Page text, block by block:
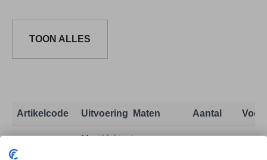
TOON ALLES
Artikelcode Uitvoering Maten Aantal
1M54.6.11H
Meetkloktaster